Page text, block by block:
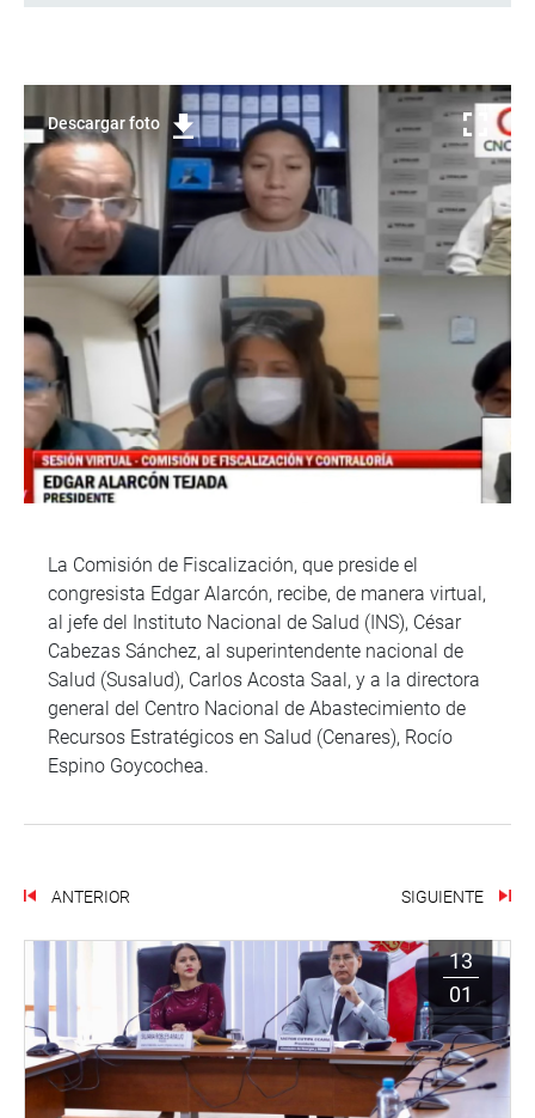
Descargar foto
La Comisión de Fiscalización, que preside el
congresista Edgar Alarcón, recibe, de manera virtual,
al jefe del Instituto Nacional de Salud (INS), César
Cabezas Sánchez, al superintendente nacional de
Salud (Susalud), Carlos Acosta Saal, y a la directora
general del Centro Nacional de Abastecimiento de
Recursos Estratégicos en Salud (Cenares), Rocío
Espino Goycochea.
ANTERIOR SIGUIENTE
13
01